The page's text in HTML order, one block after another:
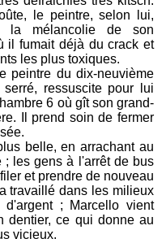
le peintre, selon lui,
la mélancolie de son
il fumait déjà du crack et
les plus toxiques.
peintre du dix-neuvième
ressuscite pour lui
6 où gît son grand-
Il prend soin de fermer
belle, en arrachant au
les gens à l'arrêt de bus
et prendre de nouveau
travaillé dans les milieux
; Marcello vient
dentier, ce qui donne au
vicieux.